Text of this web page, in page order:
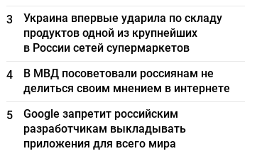
3
Украина впервые ударила по складу
продуктов одной из крупнейших
в России сетей супермаркетов
4
В МВД посоветовали россиянам не
делиться своим мнением в интернете
5
Google запретит российским
разработчикам выкладывать
приложения для всего мира